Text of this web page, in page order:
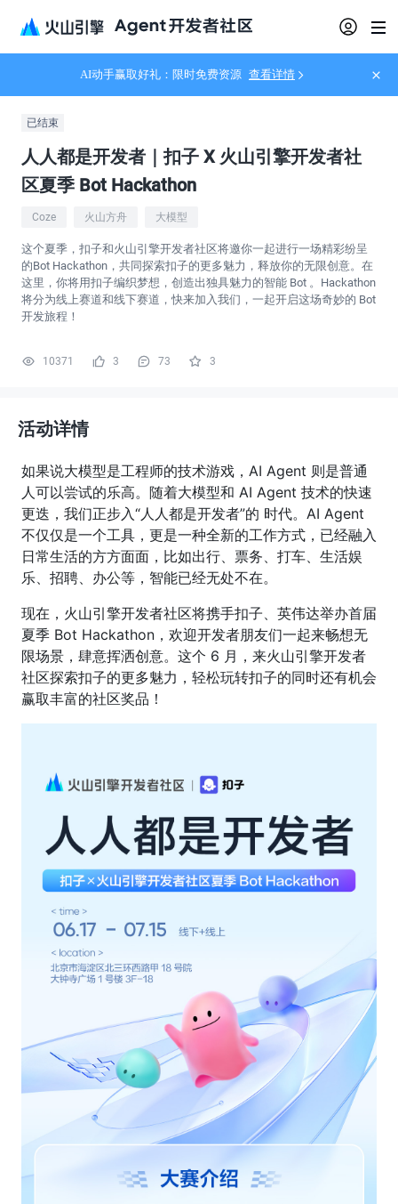
AI动手赢取好礼：限时免费资源 查看详情
已结束
人人都是开发者｜扣子 X 火山引擎开发者社
区夏季 Bot Hackathon
Coze 火山方舟 大模型
这个夏季，扣子和火山引擎开发者社区将邀你一起进行一场精彩纷呈
的Bot Hackathon，共同探索扣子的更多魅力，释放你的无限创意。在
这里，你将用扣子编织梦想，创造出独具魅力的智能 Bot 。Hackathon
将分为线上赛道和线下赛道，快来加入我们，一起开启这场奇妙的 Bot
开发旅程！
10371 3 73 3
活动详情
如果说大模型是工程师的技术游戏，AI Agent 则是普通
人可以尝试的乐高。随着大模型和 AI Agent 技术的快速
更迭，我们正步入“人人都是开发者”的 时代。AI Agent
不仅仅是一个工具，更是一种全新的工作方式，已经融入
日常生活的方方面面，比如出行、票务、打车、生活娱
乐、招聘、办公等，智能已经无处不在。
现在，火山引擎开发者社区将携手扣子、英伟达举办首届
夏季 Bot Hackathon，欢迎开发者朋友们一起来畅想无
限场景，肆意挥洒创意。这个 6 月，来火山引擎开发者
社区探索扣子的更多魅力，轻松玩转扣子的同时还有机会
赢取丰富的社区奖品！